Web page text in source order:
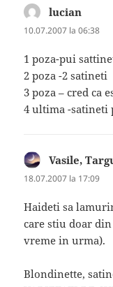
lucian
10.07.2007 la 06:38
1 poza-pui
2 poza -2 satineti
3 poza – cred ca
4 ultima -satineti
Vasile,
18.07.2007 la 17:09
Haideti sa
care stiu doar din
vreme in urma).
Blondinette,